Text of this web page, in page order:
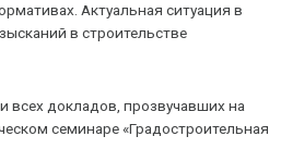
Актуальная ситуация в
в строительстве
докладов, прозвучавших на
семинаре «Градостроительная